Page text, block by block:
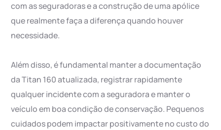
com as seguradoras e a construção de uma apólice
que realmente faça a diferença quando houver
necessidade.
Além disso, é fundamental manter a documentação
da Titan 160 atualizada, registrar rapidamente
qualquer incidente com a seguradora e manter o
veículo em boa condição de conservação. Pequenos
cuidados podem impactar positivamente no custo do